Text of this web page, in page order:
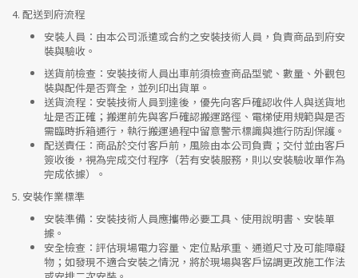
4. 配送到府流程
安裝人員 ：由本公司派遣或合約之安裝技術人員，負責商品到府安
裝與驗收。
送貨前檢查 ：安裝技術人員出車前須檢查商品型號、數量、外觀包
裝與配件是否齊全，並列印出貨單。
送貨流程 ：安裝技術人員到達後，優先向客戶確認收件人與送貨地
址是否正確；搬運前先與客戶確認搬運路徑、電梯使用規範與是否
需臨時拆箱通行，執行搬運過程中留意警示標識與進行防刮保護。
配送責任 ：商品於交付客戶前，風險由本公司負責；交付並由客戶
簽收後，視為完成交付程序（若有安裝服務，則以安裝驗收單作為
完成依據）。
5. 安裝作業標準
安裝準備 ：安裝技術人員應攜帶必要工具、使用說明書、安裝單
據。
安全檢查 ：評估現場電力容量、定位點承重、通道尺寸及可能障礙
物；如發現不適合安裝之情況，將於現場與客戶協調更改施工作法